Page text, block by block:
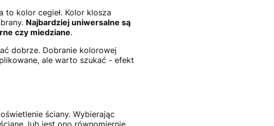
to kolor cegieł. Kolor klosza
Najbardziej uniwersalne są
czy miedziane.
dobrze. Dobranie kolorowej
ale warto szukać - efekt
ściany. Wybierając
lub jest ono równomiernie